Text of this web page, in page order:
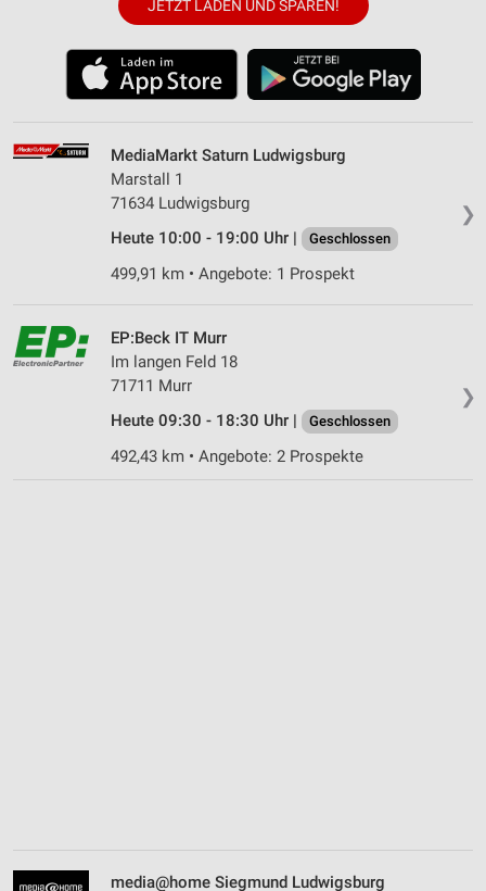
JETZT LADEN UND SPAREN!
❯
MediaMarkt Saturn Ludwigsburg
Marstall 1
71634 Ludwigsburg
Heute 10:00 - 19:00 Uhr |
Geschlossen
499,91 km • Angebote: 1 Prospekt
❯
EP:Beck IT Murr
Im langen Feld 18
71711 Murr
Heute 09:30 - 18:30 Uhr |
Geschlossen
492,43 km • Angebote: 2 Prospekte
media@home Siegmund Ludwigsburg